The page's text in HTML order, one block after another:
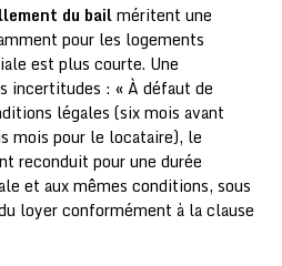
du bailméritent une
pour les logements
est plus courte. Une
incertitudes : « À défaut de
légales (six mois avant
mois pour le locataire), le
reconduit pour une durée
et aux mêmes conditions, sous
loyer conformément à la clause